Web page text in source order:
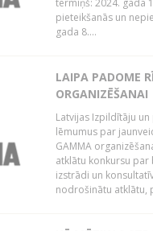
termiņš: 2024. gada
pieteikšanās un
gada 8....
LAIPA PADOME
ORGANIZĒŠANAI
Latvijas Izpildītāju
lēmumus par
GAMMA
atklātu konkursu par
izstrādi un
nodrošinātu atklātu,